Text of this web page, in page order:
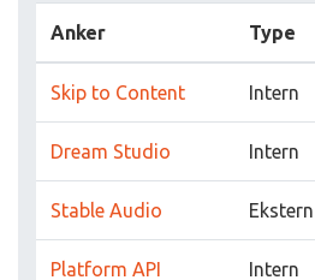
Anker Type
Skip to Content Intern
Dream Studio Intern
Stable Audio Ekstern
Platform API Intern